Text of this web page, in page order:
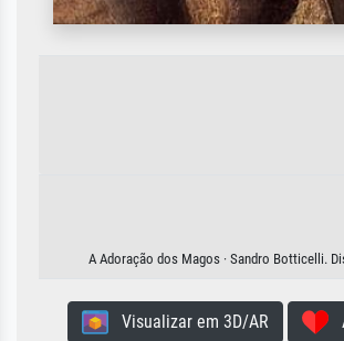
A Adoração dos Magos · Sandro Botticelli.
Visualizar em 3D/AR